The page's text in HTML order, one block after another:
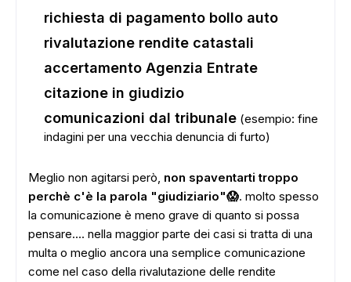
ADS
richiesta di pagamento bollo auto
rivalutazione rendite catastali
accertamento Agenzia Entrate
citazione in giudizio
comunicazioni dal tribunale (esempio: fine
indagini per una vecchia denuncia di furto)
Meglio non agitarsi però, non spaventarti troppo
perchè c'è la parola "giudiziario"😱. molto spesso
la comunicazione è meno grave di quanto si possa
pensare.... nella maggior parte dei casi si tratta di una
multa o meglio ancora una semplice comunicazione
come nel caso della rivalutazione delle rendite